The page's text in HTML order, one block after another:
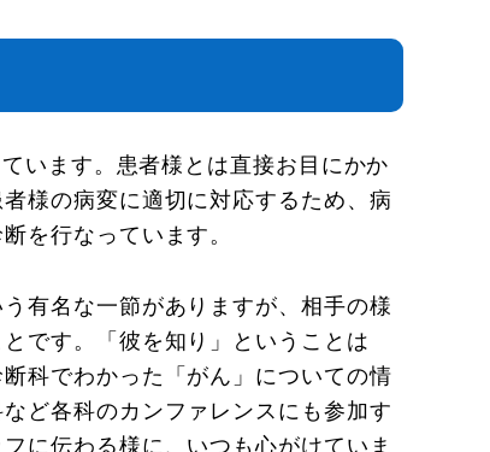
います。患者様とは直接お目にかか
様の病変に適切に対応するため、病
を行なっています。
有名な一節がありますが、相手の様
です。「彼を知り」ということは
科でわかった「がん」についての情
ど各科のカンファレンスにも参加す
に伝わる様に、いつも心がけていま